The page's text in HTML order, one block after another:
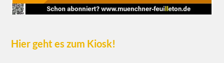
Hier geht es zum Kiosk!